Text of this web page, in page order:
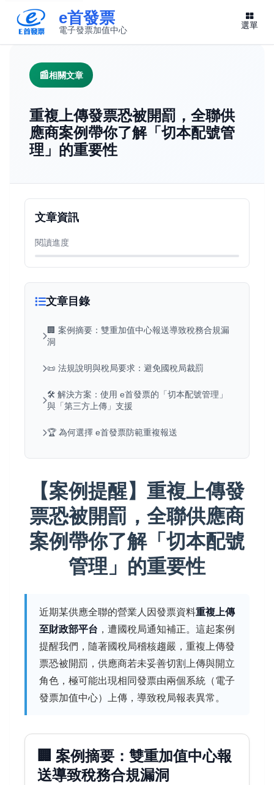
e首發票
電子發票加值中心 選單
相關文章
重複上傳發票恐被開罰，全聯供
應商案例帶你了解「切本配號管
理」的重要性
文章目錄
🏢 案例摘要：雙重加值中心報送導致稅務合規漏
洞
📜 法規說明與稅局要求：避免國稅局裁罰
🛠️ 解決方案：使用 e首發票的「切本配號管理」
與「第三方上傳」支援
🏆 為何選擇 e首發票防範重複報送
【案例提醒】重複上傳發
票恐被開罰，全聯供應商
案例帶你了解「切本配號
管理」的重要性
近期某供應全聯的營業人因發票資料重複上傳
至財政部平台 ，遭國稅局通知補正。這起案例
提醒我們，隨著國稅局稽核趨嚴，重複上傳發
票恐被開罰，供應商若未妥善切割上傳與開立
角色，極可能出現相同發票由兩個系統（電子
發票加值中心）上傳，導致稅局報表異常。
🏢 案例摘要：雙重加值中心報
送導致稅務合規漏洞
文章資訊
閱讀進度